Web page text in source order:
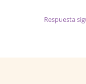
Respuesta